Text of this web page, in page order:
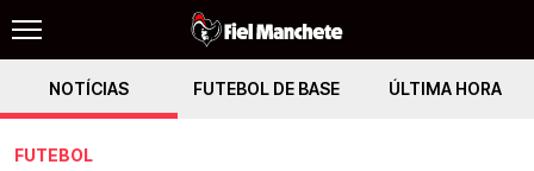
NOTÍCIAS FUTEBOL DE BASE ÚLTIMA HORA
FUTEBOL